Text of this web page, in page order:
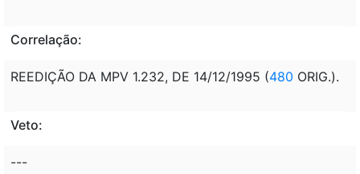
Correlação:
REEDIÇÃO DA MPV 1.232, DE 14/12/1995 (480 ORIG.).
Veto:
---